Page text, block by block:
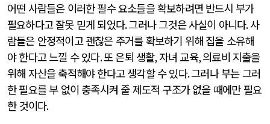
어떤 사람들은 이러한 필수 요소들을 확보하려면 반드시 부가
필요하다고 잘못 믿게 되었다.그러나 그것은 사실이 아니다.사
람들은 안정적이고 괜찮은 주거를 확보하기 위해 집을 소유해
야 한다고 느낄 수 있다.또 은퇴 생활,자녀 교육,의료비 지출을
위해 자산을 축적해야 한다고 생각할 수 있다.그러나 부는 그러
한 필요를 부 없이 충족시켜 줄 제도적 구조가 없을 때에만 필요
한 것이다.